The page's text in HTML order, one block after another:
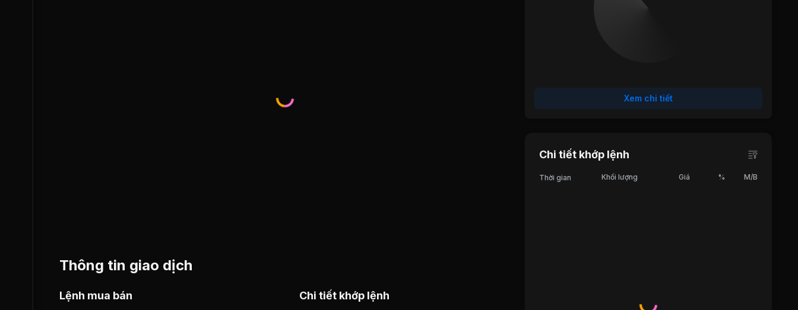
Thông tin giao dịch
Lệnh mua bán Chi tiết khớp lệnh
Xem chi tiết
Chi tiết khớp lệnh
Thời gian Khối lượng Giá % M/B